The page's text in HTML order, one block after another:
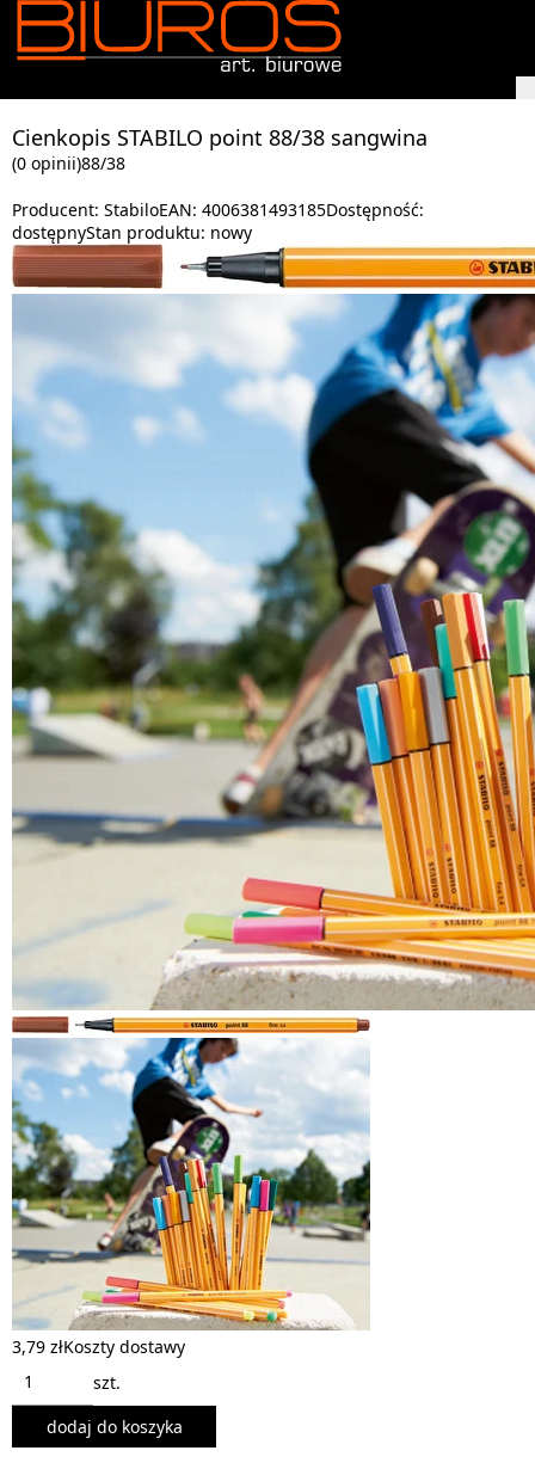
Cienkopis STABILO point 88/38 sangwina
(0 opinii)88/38
Producent: StabiloEAN: 4006381493185Dostępność:
dostępnyStan produktu: nowy
3,79 złKoszty dostawy
szt.
dodaj do koszyka